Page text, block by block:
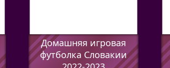
Домашняя игровая
футболка Словакии